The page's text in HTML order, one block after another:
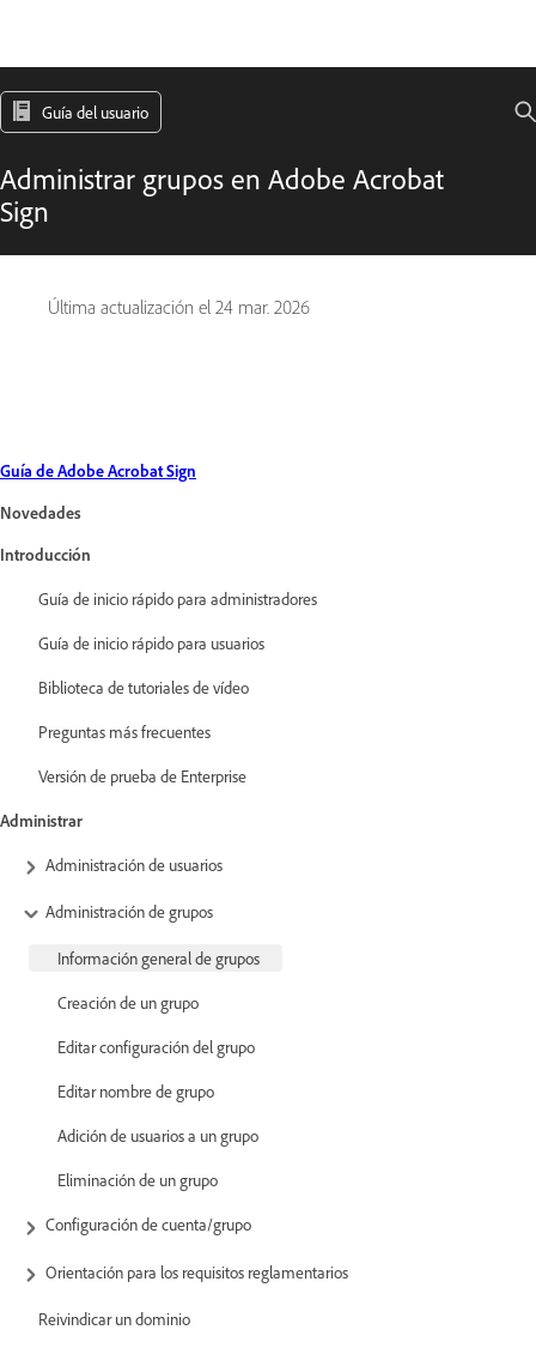
Guía del usuario
Administrar grupos en Adobe Acrobat
Sign
Última actualización el 24 mar. 2026
Guía de Adobe Acrobat Sign
Novedades
Introducción
Guía de inicio rápido para administradores
Guía de inicio rápido para usuarios
Biblioteca de tutoriales de vídeo
Preguntas más frecuentes
Versión de prueba de Enterprise
Administrar
Administración de usuarios
Administración de grupos
Información general de grupos
Creación de un grupo
Editar configuración del grupo
Editar nombre de grupo
Adición de usuarios a un grupo
Eliminación de un grupo
Configuración de cuenta/grupo
Orientación para los requisitos reglamentarios
Reivindicar un dominio